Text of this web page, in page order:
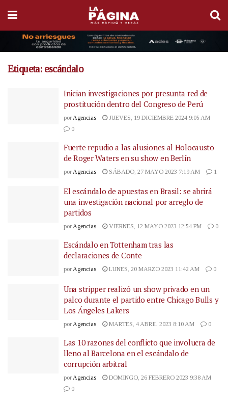
Etiqueta: escándalo
Inician investigaciones por presunta red de
prostitución dentro del Congreso de Perú
por Agencias
JUEVES, 19 DICIEMBRE 2024 9:05 AM
0
Fuerte repudio a las alusiones al Holocausto
de Roger Waters en su show en Berlín
por Agencias SÁBADO, 27 MAYO 2023 7:19 AM 1
El escándalo de apuestas en Brasil: se abrirá
una investigación nacional por arreglo de
partidos
porAgencias VIERNES, 12 MAYO 2023 12:54 PM 0
Escándalo en Tottenham tras las
declaraciones de Conte
porAgencias LUNES, 20 MARZO 2023 11:42 AM 0
Una stripper realizó un show privado en un
palco durante el partido entre Chicago Bulls y
Los Ángeles Lakers
por Agencias MARTES, 4 ABRIL 2023 8:10 AM 0
Las 10 razones del conflicto que involucra de
lleno al Barcelona en el escándalo de
corrupción arbitral
por Agencias
DOMINGO, 26 FEBRERO 2023 9:38 AM
0